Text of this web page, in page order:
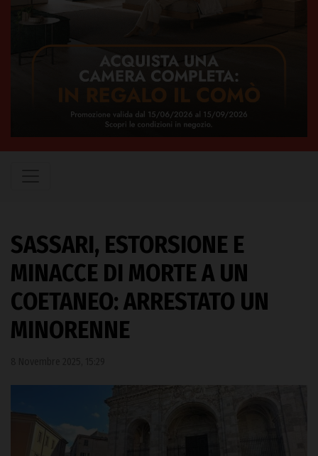
SASSARI, ESTORSIONE E
MINACCE DI MORTE A UN
COETANEO: ARRESTATO UN
MINORENNE